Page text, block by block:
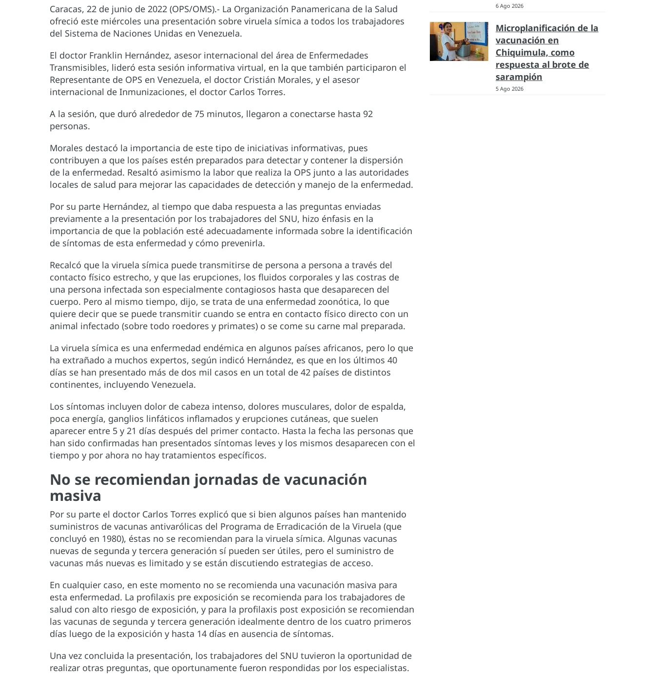
Caracas, 22 de junio de 2022 (OPS/OMS).- La Organización Panamericana de la Salud
ofreció este miércoles una presentación sobre viruela símica a todos los trabajadores
del Sistema de Naciones Unidas en Venezuela.
El doctor Franklin Hernández, asesor internacional del área de Enfermedades
Transmisibles, lideró esta sesión informativa virtual, en la que también participaron el
Representante de OPS en Venezuela, el doctor Cristián Morales, y el asesor
internacional de Inmunizaciones, el doctor Carlos Torres.
A la sesión, que duró alrededor de 75 minutos, llegaron a conectarse hasta 92
personas.
Morales destacó la importancia de este tipo de iniciativas informativas, pues
contribuyen a que los países estén preparados para detectar y contener la dispersión
de la enfermedad. Resaltó asimismo la labor que realiza la OPS junto a las autoridades
locales de salud para mejorar las capacidades de detección y manejo de la enfermedad.
Por su parte Hernández, al tiempo que daba respuesta a las preguntas enviadas
previamente a la presentación por los trabajadores del SNU, hizo énfasis en la
importancia de que la población esté adecuadamente informada sobre la identificación
de síntomas de esta enfermedad y cómo prevenirla.
Recalcó que la viruela símica puede transmitirse de persona a persona a través del
contacto físico estrecho, y que las erupciones, los fluidos corporales y las costras de
una persona infectada son especialmente contagiosos hasta que desaparecen del
cuerpo. Pero al mismo tiempo, dijo, se trata de una enfermedad zoonótica, lo que
quiere decir que se puede transmitir cuando se entra en contacto físico directo con un
animal infectado (sobre todo roedores y primates) o se come su carne mal preparada.
La viruela símica es una enfermedad endémica en algunos países africanos, pero lo que
ha extrañado a muchos expertos, según indicó Hernández, es que en los últimos 40
días se han presentado más de dos mil casos en un total de 42 países de distintos
continentes, incluyendo Venezuela.
Los síntomas incluyen dolor de cabeza intenso, dolores musculares, dolor de espalda,
poca energía, ganglios linfáticos inflamados y erupciones cutáneas, que suelen
aparecer entre 5 y 21 días después del primer contacto. Hasta la fecha las personas que
han sido confirmadas han presentados síntomas leves y los mismos desaparecen con el
tiempo y por ahora no hay tratamientos específicos.
No se recomiendan jornadas de vacunación
masiva
Por su parte el doctor Carlos Torres explicó que si bien algunos países han mantenido
suministros de vacunas antivarólicas del Programa de Erradicación de la Viruela (que
concluyó en 1980), éstas no se recomiendan para la viruela símica. Algunas vacunas
nuevas de segunda y tercera generación sí pueden ser útiles, pero el suministro de
vacunas más nuevas es limitado y se están discutiendo estrategias de acceso.
En cualquier caso, en este momento no se recomienda una vacunación masiva para
esta enfermedad. La profilaxis pre exposición se recomienda para los trabajadores de
salud con alto riesgo de exposición, y para la profilaxis post exposición se recomiendan
las vacunas de segunda y tercera generación idealmente dentro de los cuatro primeros
días luego de la exposición y hasta 14 días en ausencia de síntomas.
Una vez concluida la presentación, los trabajadores del SNU tuvieron la oportunidad de
realizar otras preguntas, que oportunamente fueron respondidas por los especialistas.
6 Ago 2026
Microplanificación de la
vacunación en
Chiquimula, como
respuesta al brote de
sarampión
5 Ago 2026